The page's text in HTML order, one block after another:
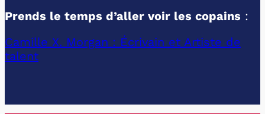
Prends le temps d’aller voir les copains :
Camille X. Morgan : Écrivain et Artiste de
talent